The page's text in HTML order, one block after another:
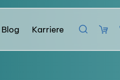
Blog Karriere